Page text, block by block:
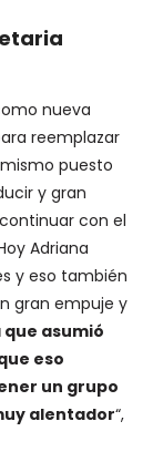
nueva
reemplazar
puesto
y gran
con el
Adriana
y eso también
gran empuje y
asumió
eso
un grupo
alentador“,